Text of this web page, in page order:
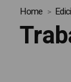
Home